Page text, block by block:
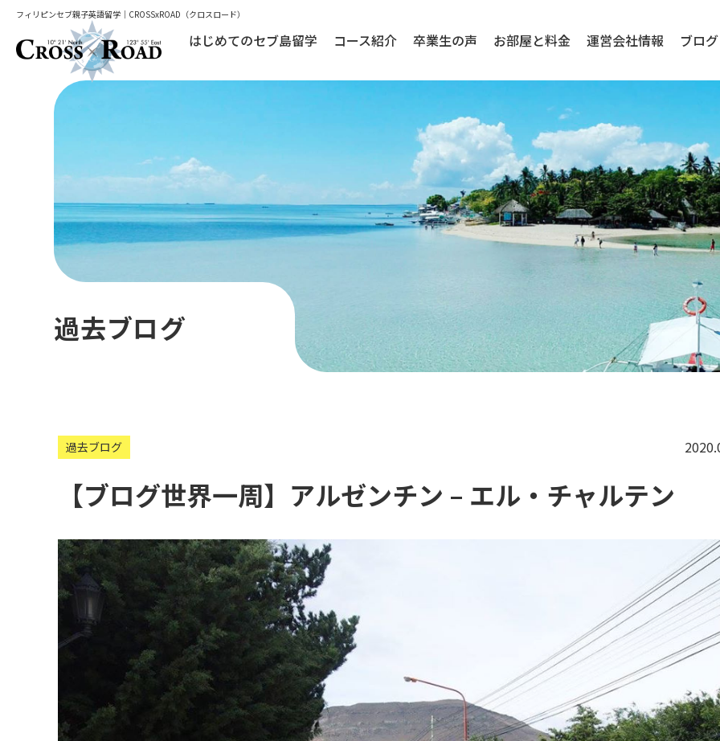
フィリピンセブ親子英語留学｜CROSSxROAD（クロスロード）
はじめてのセブ島留学 コース紹介 卒業生の声 お部屋と料金 運営会社情報 ブログ
過去ブログ
過去ブログ
【ブログ世界一周】アルゼンチン – エル・チャルテン